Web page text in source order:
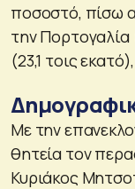
ποσοστό, πίσω
την Πορτογαλία
(23,1 τοις
Με την
θητεία τον
Κυριάκος